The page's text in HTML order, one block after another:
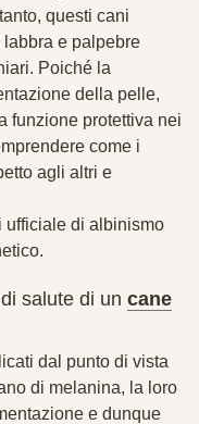
questi cani
labbra e palpebre
Poiché la
della pelle,
funzione protettiva nei
come i
agli altri e
ufficiale di albinismo
salute di un cane
dal punto di vista
di melanina, la loro
e dunque